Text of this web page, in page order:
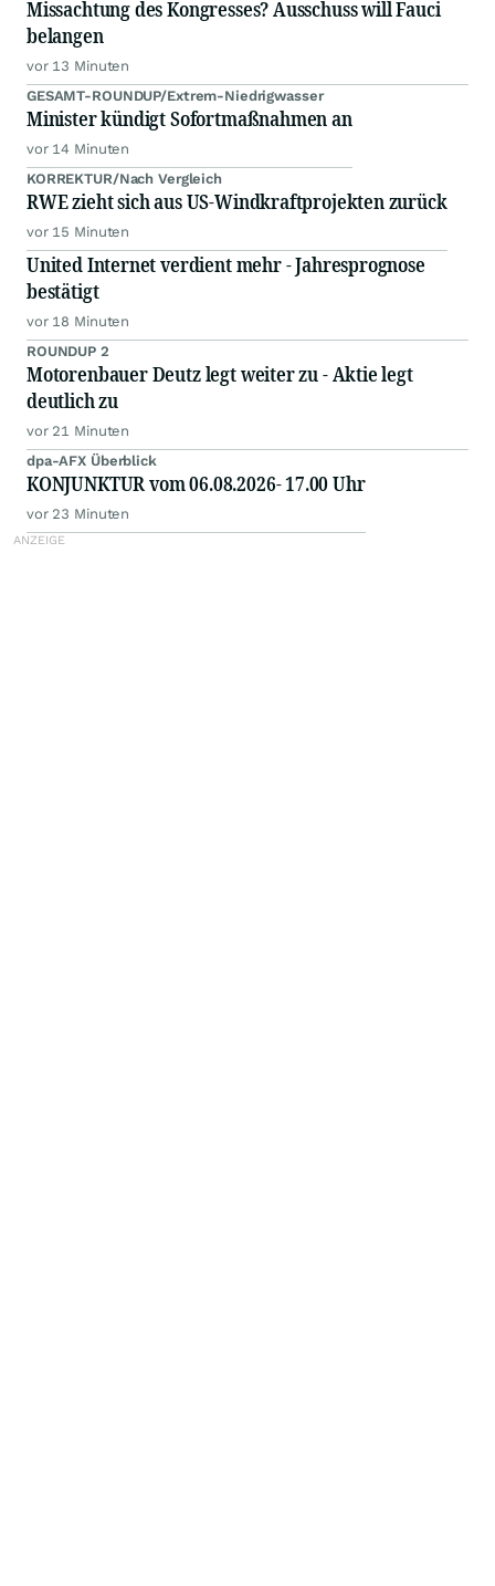
Missachtung des Kongresses? Ausschuss will Fauci
belangen
vor 13 Minuten
GESAMT-ROUNDUP/Extrem-Niedrigwasser
Minister kündigt Sofortmaßnahmen an
vor 14 Minuten
KORREKTUR/Nach Vergleich
RWE zieht sich aus US-Windkraftprojekten zurück
vor 15 Minuten
United Internet verdient mehr - Jahresprognose
bestätigt
vor 18 Minuten
ROUNDUP 2
Motorenbauer Deutz legt weiter zu - Aktie legt
deutlich zu
vor 21 Minuten
dpa-AFX Überblick
KONJUNKTUR vom 06.08.2026- 17.00 Uhr
vor 23 Minuten